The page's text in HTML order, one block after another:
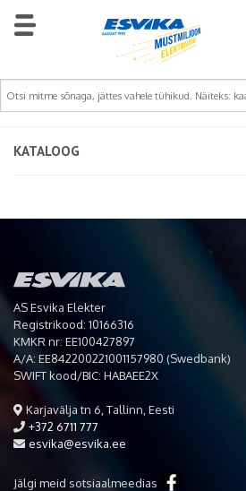
KATALOOG
AS Esvika Elekter
Registrikood: 10166316
KMKR nr: EE100427897
A/A: EE842200221001157980 (Swedbank)
SWIFT kood/BIC: HABAEE2X
Karjavälja tn 6, Tallinn, Eesti
+372 6711 777
esvika@esvika.ee
Jälgi meid sotsiaalmeedias